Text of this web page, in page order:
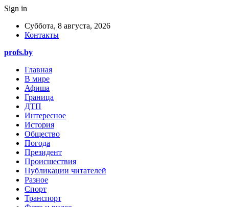
Sign in
Суббота, 8 августа, 2026
Контакты
profs.by
Главная
В мире
Афиша
Граница
ДТП
Интересное
История
Общество
Погода
Президент
Происшествия
Публикации читателей
Разное
Спорт
Транспорт